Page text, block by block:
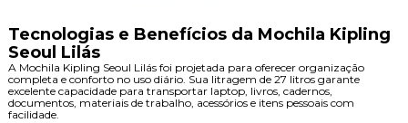
Tecnologias e Benefícios da Mochila Kipling
Seoul Lilás
A Mochila Kipling Seoul Lilás foi projetada para oferecer organização
completa e conforto no uso diário. Sua litragem de 27 litros garante
excelente capacidade para transportar laptop, livros, cadernos,
documentos, materiais de trabalho, acessórios e itens pessoais com
facilidade.